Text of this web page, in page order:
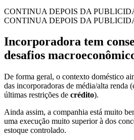
CONTINUA DEPOIS DA
CONTINUA DEPOIS DA
Incorporadora tem
desafios
De forma geral, o contexto doméstico
das incorporadoras de média/alta renda
últimas restrições de crédito).
Ainda assim, a companhia está muito
uma execução muito superior à dos
estoque controlado.